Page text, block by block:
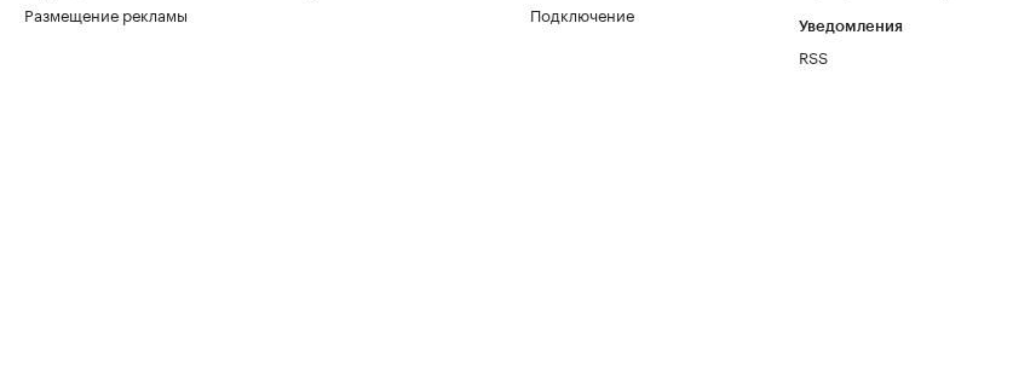
Размещение рекламы
Подключение
Уведомления
RSS